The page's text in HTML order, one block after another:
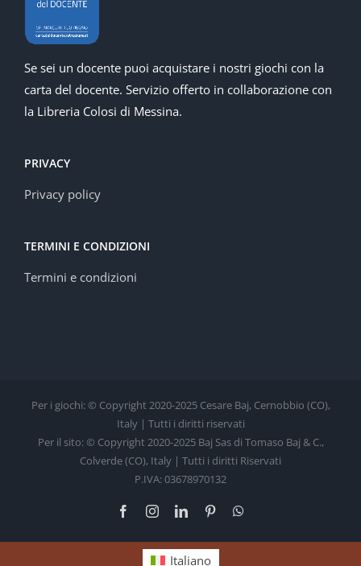
Se sei un docente puoi acquistare i nostri giochi con la
carta del docente. Servizio offerto in collaborazione con
la Libreria Colosi di Messina.
PRIVACY
Privacy policy
TERMINI E CONDIZIONI
Termini e condizioni
Per i giochi: © Copyright 2020-2025 Cesare Baj, Cernobbio (CO),
Italy | Tutti i diritti riservati
Per il sito: © Copyright 2020-2025 Baj Sas di Tomaso Baj & C.,
Colverde (CO), Italy | Tutti i diritti Riservati
P.IVA: 03678970132
FacebookInstagramLinkedInPinterest
Italiano